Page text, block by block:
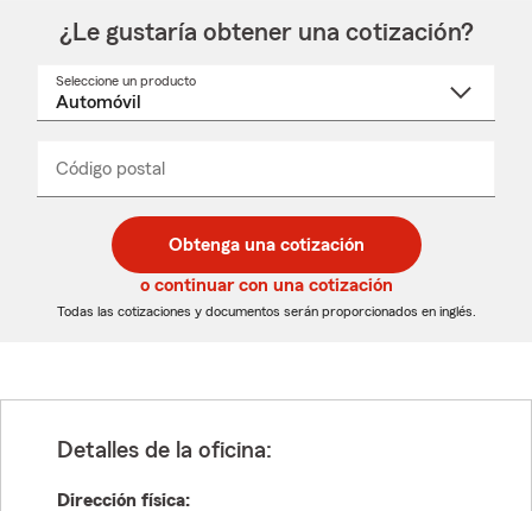
¿Le gustaría obtener una cotización?
Seleccione un producto
desplegable
Código postal
de
5
dígitos
de
5
dígitos
_____
Obtenga una cotización
o continuar con una cotización
Todas las cotizaciones y documentos serán proporcionados en inglés.
Detalles de la oficina:
Dirección física: